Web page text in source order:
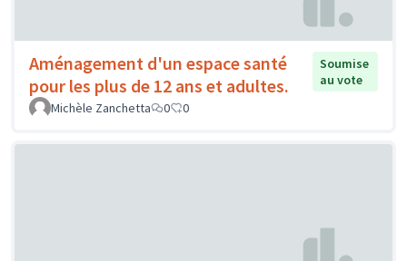
Aménagement d'un espace santé
pour les plus de 12 ans et adultes.
Soumise
au vote
Michèle Zanchetta
0 0